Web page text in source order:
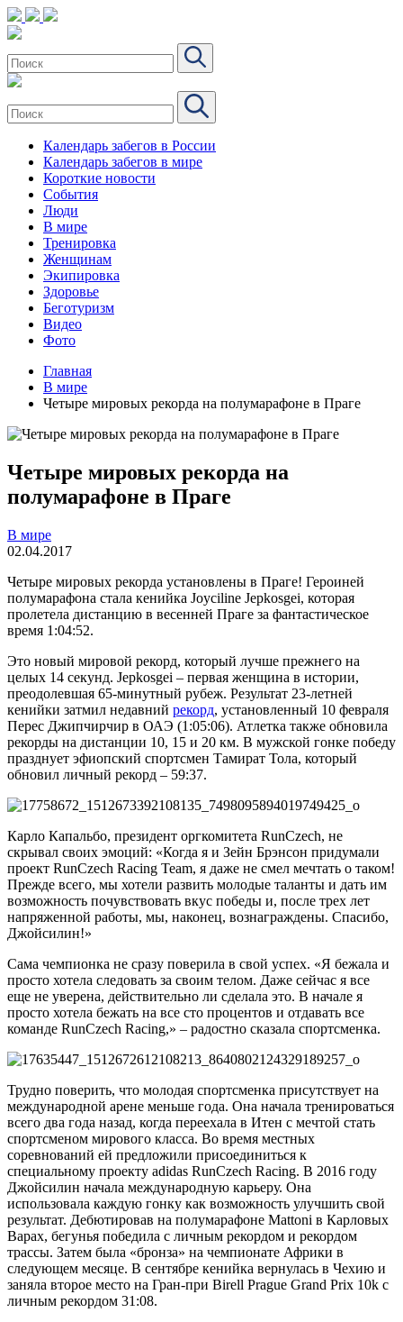
Календарь забегов в России
Календарь забегов в мире
Короткие новости
События
Люди
В мире
Тренировка
Женщинам
Экипировка
Здоровье
Беготуризм
Видео
Фото
Главная
В мире
Четыре мировых рекорда на полумарафоне в Праге
Четыре мировых рекорда на
полумарафоне в Праге
В мире
02.04.2017
Четыре мировых рекорда установлены в Праге! Героиней
полумарафона стала кенийка Joyciline Jepkosgei, которая
пролетела дистанцию в весенней Праге за фантастическое
время 1:04:52.
Это новый мировой рекорд, который лучше прежнего на
целых 14 секунд. Jepkosgei – первая женщина в истории,
преодолевшая 65-минутный рубеж. Результат 23-летней
кенийки затмил недавний рекорд, установленный 10 февраля
Перес Джипчирчир в ОАЭ (1:05:06). Атлетка также обновила
рекорды на дистанции 10, 15 и 20 км. В мужской гонке победу
празднует эфиопский спортсмен Тамират Тола, который
обновил личный рекорд – 59:37.
Карло Капальбо, президент оргкомитета RunCzech, не
скрывал своих эмоций: «Когда я и Зейн Брэнсон придумали
проект RunCzech Racing Team, я даже не смел мечтать о таком!
Прежде всего, мы хотели развить молодые таланты и дать им
возможность почувствовать вкус победы и, после трех лет
напряженной работы, мы, наконец, вознаграждены. Спасибо,
Джойсилин!»
Сама чемпионка не сразу поверила в свой успех. «Я бежала и
просто хотела следовать за своим телом. Даже сейчас я все
еще не уверена, действительно ли сделала это. В начале я
просто хотела бежать на все сто процентов и отдавать все
команде RunCzech Racing,» – радостно сказала спортсменка.
Трудно поверить, что молодая спортсменка присутствует на
международной арене меньше года. Она начала тренироваться
всего два года назад, когда переехала в Итен с мечтой стать
спортсменом мирового класса. Во время местных
соревнований ей предложили присоединиться к
специальному проекту adidas RunCzech Racing. В 2016 году
Джойсилин начала международную карьеру. Она
использовала каждую гонку как возможность улучшить свой
результат. Дебютировав на полумарафоне Mattoni в Карловых
Варах, бегунья победила с личным рекордом и рекордом
трассы. Затем была «бронза» на чемпионате Африки в
следующем месяце. В сентябре кенийка вернулась в Чехию и
заняла второе место на Гран-при Birell Prague Grand Prix 10k с
личным рекордом 31:08.